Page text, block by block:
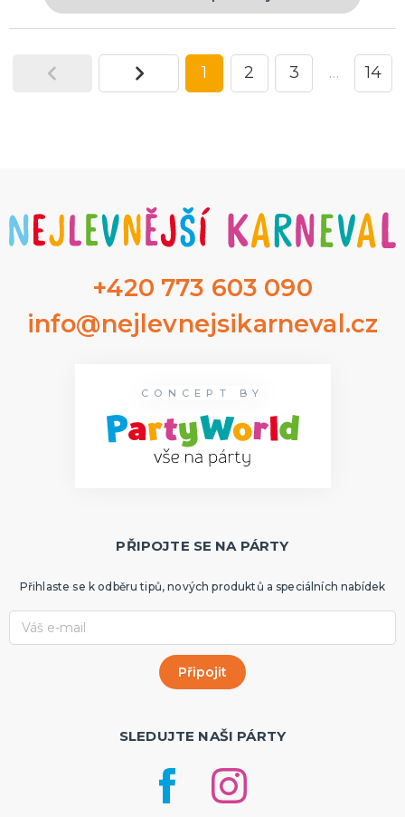
1 2 3 … 14
+420 773 603 090
info@nejlevnejsikarneval.cz
CONCEPT BY
PŘIPOJTE SE NA PÁRTY
Přihlaste se k odběru tipů, nových produktů a speciálních nabídek
SLEDUJTE NAŠI PÁRTY